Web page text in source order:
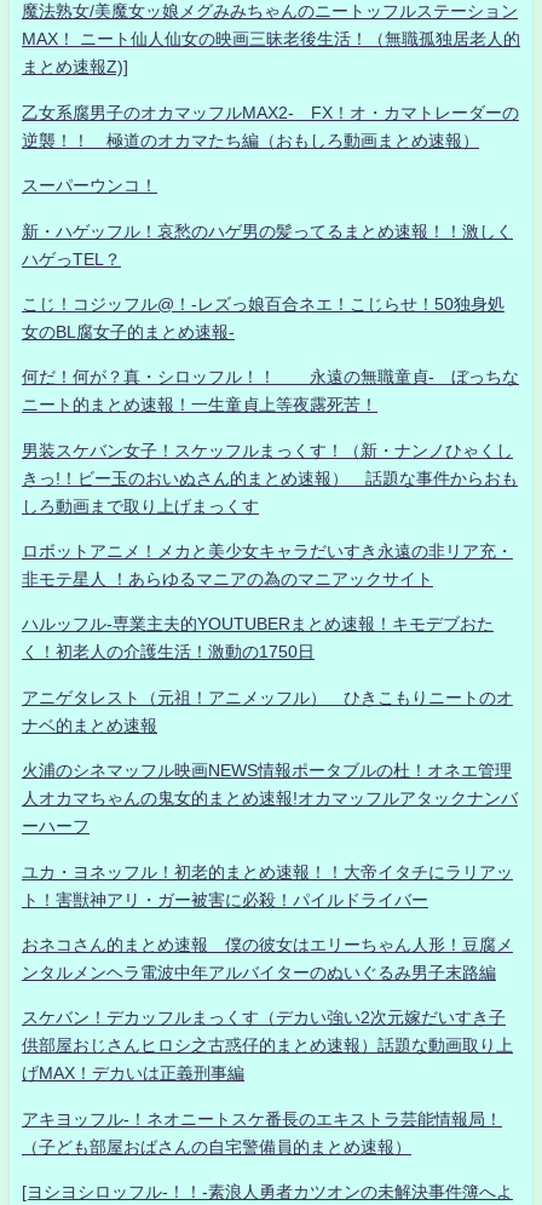
魔法熟女/美魔女ッ娘メグみみちゃんのニートッフルステーション
MAX！ ニート仙人仙女の映画三昧老後生活！（無職孤独居老人的
まとめ速報Z)]
乙女系腐男子のオカマッフルMAX2- FX！オ・カマトレーダーの
逆襲！！ 極道のオカマたち編（おもしろ動画まとめ速報）
スーパーウンコ！
新・ハゲッフル！哀愁のハゲ男の髪ってるまとめ速報！！激しく
ハゲっTEL？
こじ！コジッフル@！-レズっ娘百合ネエ！こじらせ！50独身処
女のBL腐女子的まとめ速報-
何だ！何が？真・シロッフル！！ 永遠の無職童貞- ぼっちな
ニート的まとめ速報！一生童貞上等夜露死苦！
男装スケバン女子！スケッフルまっくす！（新・ナンノひゃくし
きっ!！ビー玉のおいぬさん的まとめ速報） 話題な事件からおも
しろ動画まで取り上げまっくす
ロボットアニメ！メカと美少女キャラだいすき永遠の非リア充・
非モテ星人 ！あらゆるマニアの為のマニアックサイト
ハルッフル-専業主夫的YOUTUBERまとめ速報！キモデブおた
く！初老人の介護生活！激動の1750日
アニゲタレスト（元祖！アニメッフル） ひきこもりニートのオ
ナベ的まとめ速報
火浦のシネマッフル映画NEWS情報ポータブルの杜！オネエ管理
人オカマちゃんの鬼女的まとめ速報!オカマッフルアタックナンバ
ーハーフ
ユカ・ヨネッフル！初老的まとめ速報！！大帝イタチにラリアッ
ト！害獣神アリ・ガー被害に必殺！パイルドライバー
おネコさん的まとめ速報 僕の彼女はエリーちゃん人形！豆腐メ
ンタルメンヘラ電波中年アルバイターのぬいぐるみ男子末路編
スケバン！デカッフルまっくす（デカい強い2次元嫁だいすき子
供部屋おじさんヒロシ之古惑仔的まとめ速報）話題な動画取り上
げMAX！デカいは正義刑事編
アキヨッフル-！ネオニートスケ番長のエキストラ芸能情報局！
（子ども部屋おばさんの自宅警備員的まとめ速報）
[ヨシヨシロッフル-！！-素浪人勇者カツオンの未解決事件簿へよ